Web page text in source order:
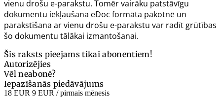
vienu drošu e-parakstu. Tomēr vairāku patstāvīgu
dokumentu iekļaušana eDoc formāta pakotnē un
parakstīšana ar vienu drošu e-parakstu var radīt grūtības
šo dokumentu tālākai izmantošanai.
Šis raksts pieejams tikai abonentiem!
Autorizējies
Vēl neabonē?
Iepazīšanās piedāvājums
18 EUR 9 EUR / pirmais mēnesis